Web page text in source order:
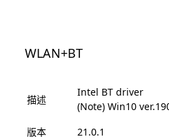
WLAN+BT
描述
Intel BT driver
(Note) Win10
版本
21.0.1